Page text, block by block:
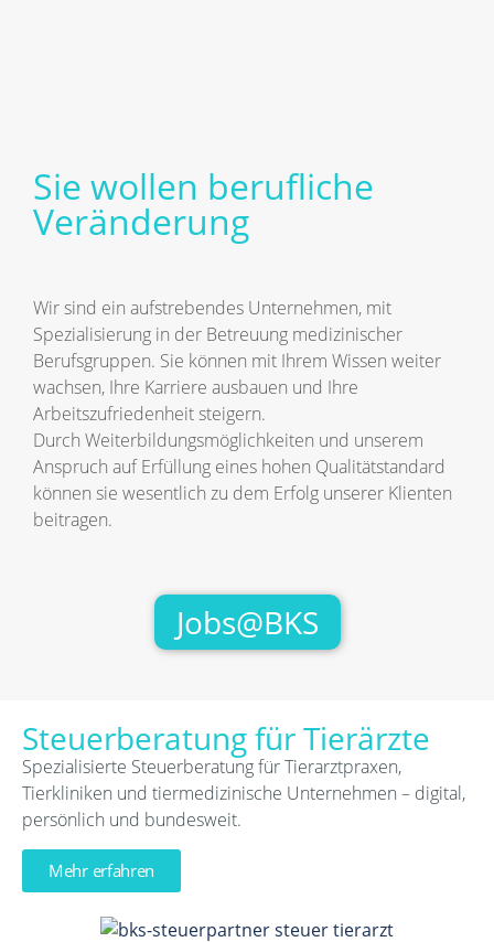
Sie wollen berufliche
Veränderung
Wir sind ein aufstrebendes Unternehmen, mit
Spezialisierung in der Betreuung medizinischer
Berufsgruppen. Sie können mit Ihrem Wissen weiter
wachsen, Ihre Karriere ausbauen und Ihre
Arbeitszufriedenheit steigern.
Durch Weiterbildungsmöglichkeiten und unserem
Anspruch auf Erfüllung eines hohen Qualitätstandard
können sie wesentlich zu dem Erfolg unserer Klienten
beitragen.
Jobs@BKS
Steuerberatung für Tierärzte
Spezialisierte Steuerberatung für Tierarztpraxen,
Tierkliniken und tiermedizinische Unternehmen – digital,
persönlich und bundesweit.
Mehr erfahren